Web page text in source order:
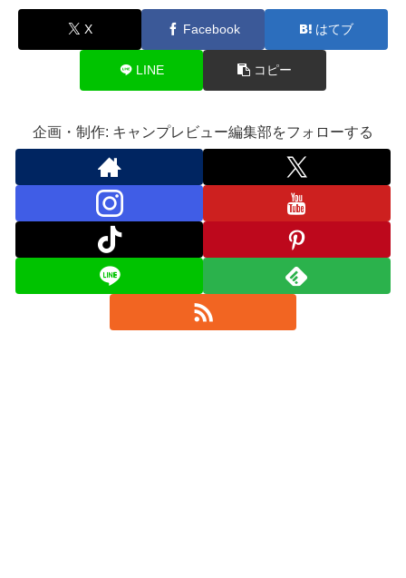
X Facebook はてブ
LINE コピー
企画・制作: キャンプレビュー編集部をフォローする